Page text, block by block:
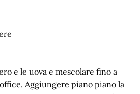
e le uova e mescolare fino a
Aggiungere piano piano la